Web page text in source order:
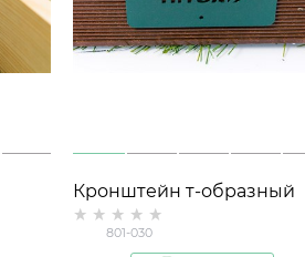
Кронштейн т-образный
(1шт) для высоких грядок
801-030